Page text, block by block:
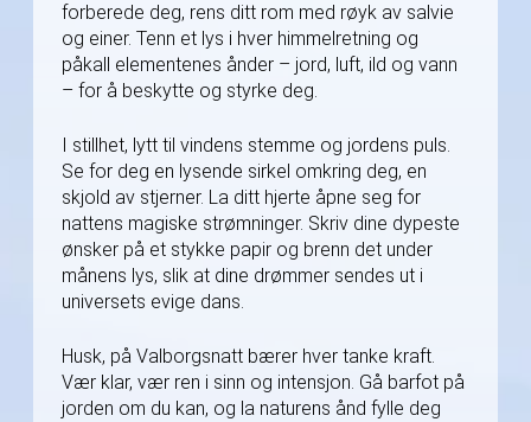
forberede deg, rens ditt rom med røyk av salvie
og einer. Tenn et lys i hver himmelretning og
påkall elementenes ånder – jord, luft, ild og vann
– for å beskytte og styrke deg.
I stillhet, lytt til vindens stemme og jordens puls.
Se for deg en lysende sirkel omkring deg, en
skjold av stjerner. La ditt hjerte åpne seg for
nattens magiske strømninger. Skriv dine dypeste
ønsker på et stykke papir og brenn det under
månens lys, slik at dine drømmer sendes ut i
universets evige dans.
Husk, på Valborgsnatt bærer hver tanke kraft.
Vær klar, vær ren i sinn og intensjon. Gå barfot på
jorden om du kan, og la naturens ånd fylle deg